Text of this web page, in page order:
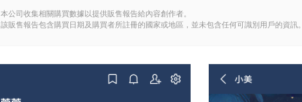
本公司收集相關購買數據以提供販售報告給內容創作者。
該販售報告包含購買日期及購買者所註冊的國家或地區，並未包含任何可識別用戶的資訊。